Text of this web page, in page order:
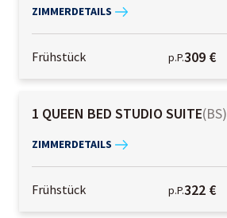
ZIMMERDETAILS
Frühstück p.P.309 €
1 QUEEN BED STUDIO SUITE(BS)
ZIMMERDETAILS
Frühstück p.P.322 €